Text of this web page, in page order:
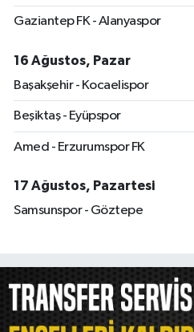
Gaziantep FK - Alanyaspor
16 Ağustos, Pazar
Başakşehir - Kocaelispor
Beşiktaş - Eyüpspor
Amed - Erzurumspor FK
17 Ağustos, Pazartesi
Samsunspor - Göztepe